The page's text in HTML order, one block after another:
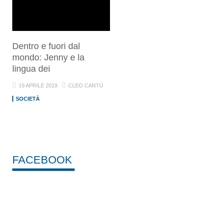
Dentro e fuori dal
mondo: Jenny e la
lingua dei
19 APRILE 2019 CLEO CANTÙ
SOCIETÀ
FACEBOOK